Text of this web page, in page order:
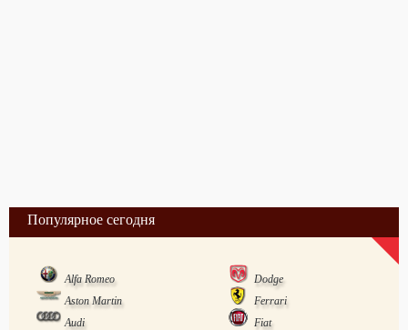
Популярное сегодня
Alfa Romeo
Dodge
Aston Martin
Ferrari
Audi
Fiat